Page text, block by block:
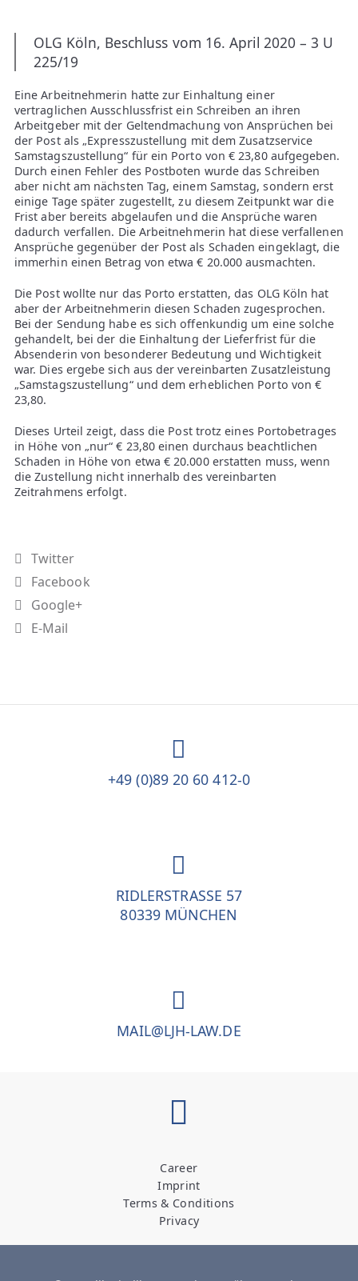
T
E
OLG Köln, Beschluss vom 16. April 2020 – 3 U
225/19
Eine Arbeitnehmerin hatte zur Einhaltung einer
vertraglichen Ausschlussfrist ein Schreiben an ihren
Arbeitgeber mit der Geltendmachung von Ansprüchen bei
der Post als „Expresszustellung mit dem Zusatzservice
Samstagszustellung“ für ein Porto von € 23,80 aufgegeben.
Durch einen Fehler des Postboten wurde das Schreiben
aber nicht am nächsten Tag, einem Samstag, sondern erst
einige Tage später zugestellt, zu diesem Zeitpunkt war die
Frist aber bereits abgelaufen und die Ansprüche waren
dadurch verfallen. Die Arbeitnehmerin hat diese verfallenen
Ansprüche gegenüber der Post als Schaden eingeklagt, die
immerhin einen Betrag von etwa € 20.000 ausmachten.
Die Post wollte nur das Porto erstatten, das OLG Köln hat
aber der Arbeitnehmerin diesen Schaden zugesprochen.
Bei der Sendung habe es sich offenkundig um eine solche
gehandelt, bei der die Einhaltung der Lieferfrist für die
Absenderin von besonderer Bedeutung und Wichtigkeit
war. Dies ergebe sich aus der vereinbarten Zusatzleistung
„Samstagszustellung“ und dem erheblichen Porto von €
23,80.
Dieses Urteil zeigt, dass die Post trotz eines Portobetrages
in Höhe von „nur“ € 23,80 einen durchaus beachtlichen
Schaden in Höhe von etwa € 20.000 erstatten muss, wenn
die Zustellung nicht innerhalb des vereinbarten
Zeitrahmens erfolgt.
Twitter
Facebook
Google+
E-Mail
+49 (0)89 20 60 412-0
RIDLERSTRASSE 57
80339 MÜNCHEN
MAIL@LJH-LAW.DE
Career
Imprint
Terms & Conditions
Privacy